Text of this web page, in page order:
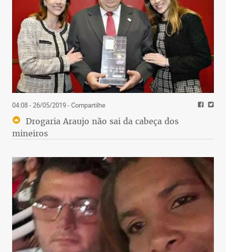
04:08 - 26/05/2019- Compartilhe
Drogaria Araujo não sai da cabeça dos
mineiros